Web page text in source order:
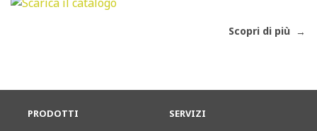
Scopri di più
PRODOTTI SERVIZI